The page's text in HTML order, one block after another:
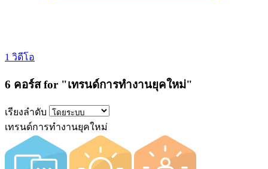
1 วิดีโอ
6 คอร์ส for "เทรนด์การทํางานยุคใหม่"
เรียงลำดับ
เทรนด์การทํางานยุคใหม่